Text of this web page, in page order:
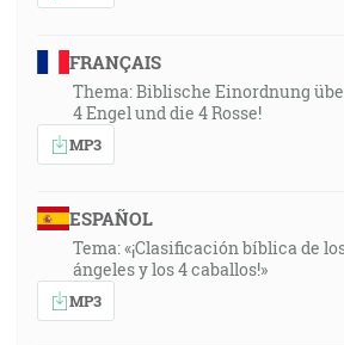
FRANÇAIS
Thema: Biblische Einordnung
4 Engel und die 4 Rosse!
MP3
ESPAÑOL
Tema: «¡Clasificación bíblica de
ángeles y los 4 caballos!»
MP3